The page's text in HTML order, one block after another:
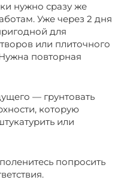
нужно сразу же
Уже через 2 дня
для
или плиточного
повторная
— грунтовать
которую
или
попросить